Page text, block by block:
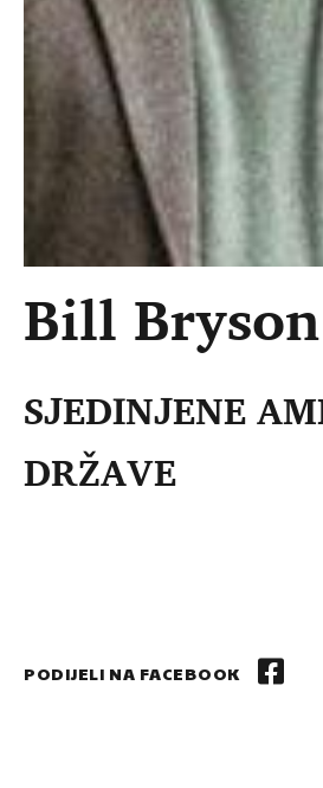
Bill Bryson
SJEDINJENE
DRŽAVE
PODIJELI NA FACEBOOK